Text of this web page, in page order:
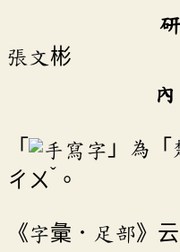
張文彬
「
」為
ㄔㄨˇ 。
《字彙．足部》